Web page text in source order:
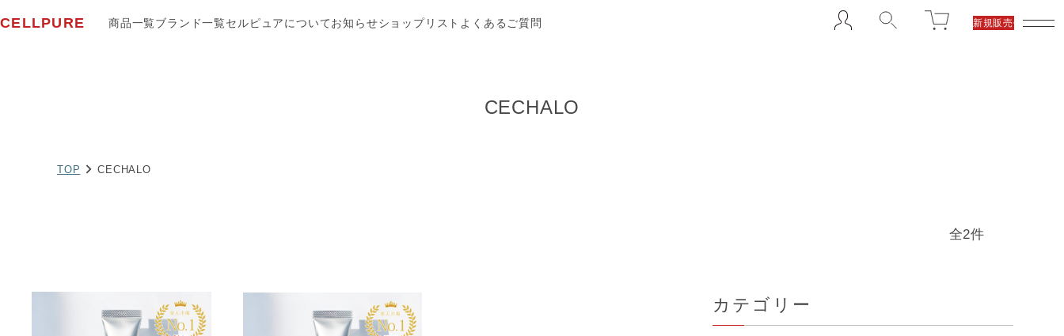
CELLPURE 商品一覧ブランド一覧セルピュアについて お知らせショップリスト よくあるご質問 新規販売代理店募集
CECHALO
TOP CECHALO
全2件
カテゴリー